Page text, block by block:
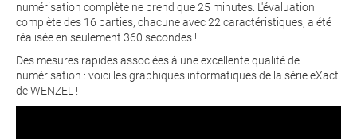
numérisation complète ne prend que 25 minutes. L'évaluation
complète des 16 parties, chacune avec 22 caractéristiques, a été
réalisée en seulement 360 secondes !
Des mesures rapides associées à une excellente qualité de
numérisation : voici les graphiques informatiques de la série eXact
de WENZEL !